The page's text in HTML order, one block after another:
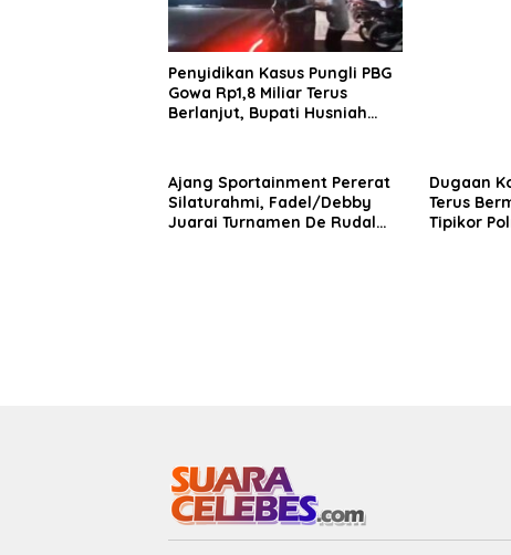
Penyidikan Kasus Pungli PBG
Gowa Rp1,8 Miliar Terus
Berlanjut, Bupati Husniah
Ajang Sportainment Pererat
Silaturahmi, Fadel/Debby
Juarai Turnamen De Rudal
Dugaan
Terus
Tipikor